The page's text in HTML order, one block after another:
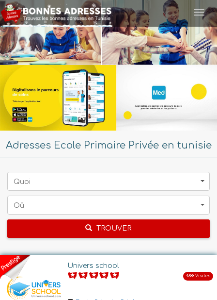
Adresses Ecole Primaire Privée en tunisie
Quoi
Oû
TROUVER
Univers school